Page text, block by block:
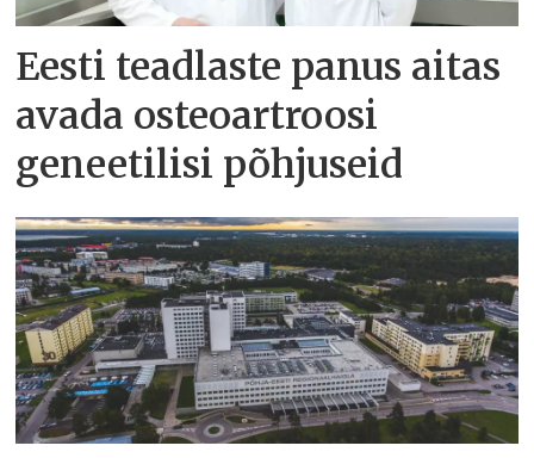
Eesti teadlaste panus aitas
avada osteoartroosi
geneetilisi põhjuseid